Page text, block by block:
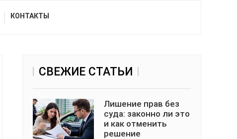
КОНТАКТЫ
СВЕЖИЕ СТАТЬИ
Лишение прав без
суда: законно ли это
и как отменить
решение